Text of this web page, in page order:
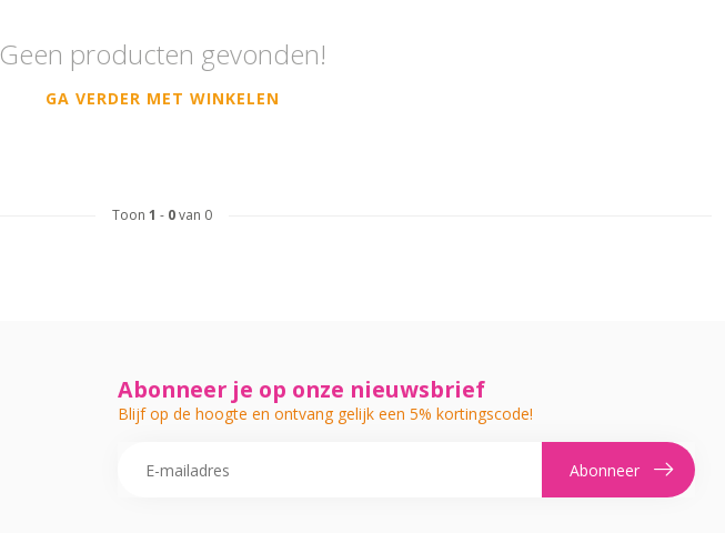
Geen producten gevonden!
GA VERDER MET WINKELEN
Toon 1 - 0van 0
Abonneer je op onze nieuwsbrief
Blijf op de hoogte en ontvang gelijk een 5% kortingscode!
Abonneer